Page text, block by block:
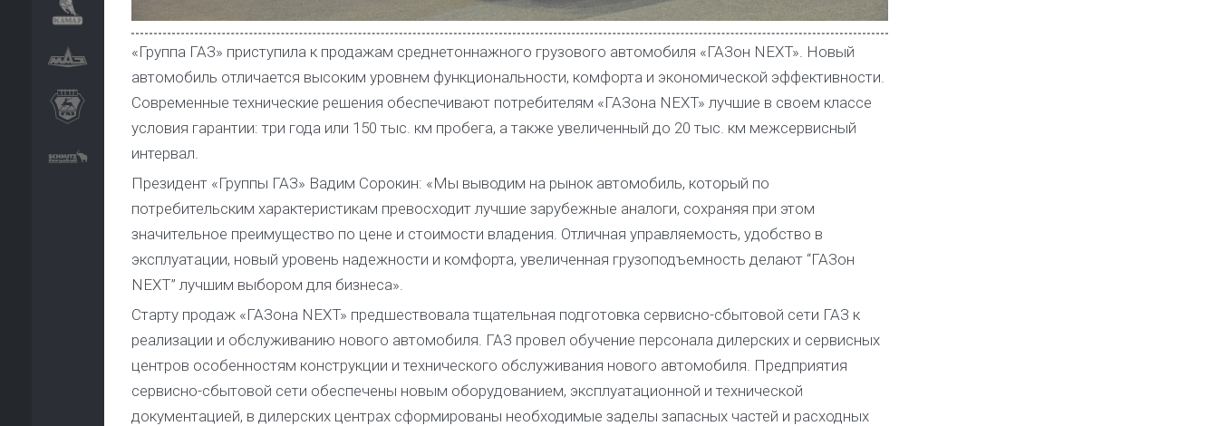
«Группа ГАЗ» приступила к продажам среднетоннажного грузового автомобиля «ГАЗон NEXT». Новый
автомобиль отличается высоким уровнем функциональности, комфорта и экономической эффективности.
Современные технические решения обеспечивают потребителям «ГАЗона NEXT» лучшие в своем классе
условия гарантии: три года или 150 тыс. км пробега, а также увеличенный до 20 тыс. км межсервисный
интервал.
Президент «Группы ГАЗ» Вадим Сорокин: «Мы выводим на рынок автомобиль, который по
потребительским характеристикам превосходит лучшие зарубежные аналоги, сохраняя при этом
значительное преимущество по цене и стоимости владения. Отличная управляемость, удобство в
эксплуатации, новый уровень надежности и комфорта, увеличенная грузоподъемность делают “ГАЗон
NEXT” лучшим выбором для бизнеса».
Старту продаж «ГАЗона NEXT» предшествовала тщательная подготовка сервисно-сбытовой сети ГАЗ к
реализации и обслуживанию нового автомобиля. ГАЗ провел обучение персонала дилерских и сервисных
центров особенностям конструкции и технического обслуживания нового автомобиля. Предприятия
сервисно-сбытовой сети обеспечены новым оборудованием, эксплуатационной и технической
документацией, в дилерских центрах сформированы необходимые заделы запасных частей и расходных